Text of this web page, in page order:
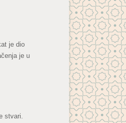
je dio
je u
stvari.